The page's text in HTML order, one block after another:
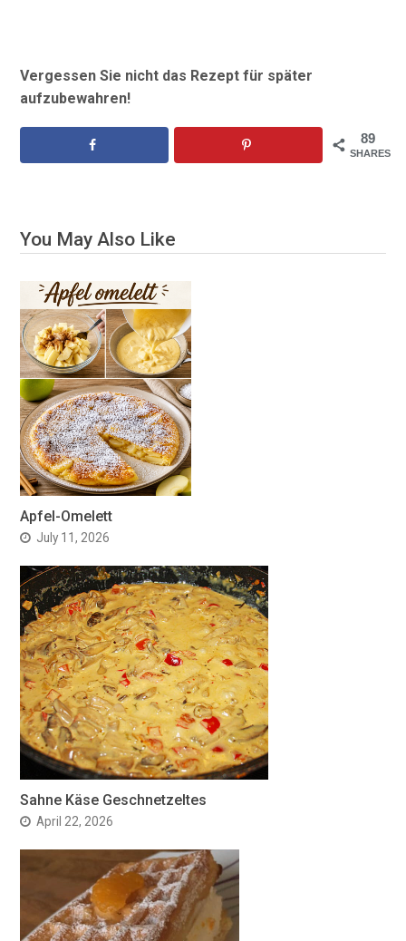
Vergessen Sie nicht das Rezept für später
aufzubewahren!
89
SHARES
You May Also Like
Apfel-Omelett
July 11, 2026
Sahne Käse Geschnetzeltes
April 22, 2026